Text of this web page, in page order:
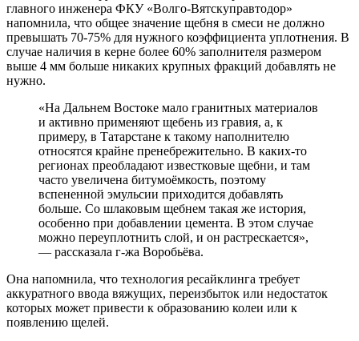
главного инженера ФКУ «Волго-Вятскуправтодор»
напомнила, что общее значение щебня в смеси не должно
превышать 70-75% для нужного коэффициента уплотнения. В
случае наличия в керне более 60% заполнителя размером
выше 4 мм больше никаких крупных фракций добавлять не
нужно.
«На Дальнем Востоке мало гранитных материалов
и активно применяют щебень из гравия, а, к
примеру, в Татарстане к такому наполнителю
относятся крайне пренебрежительно. В каких-то
регионах преобладают известковые щебни, и там
часто увеличена битумоёмкость, поэтому
вспененной эмульсии приходится добавлять
больше. Со шлаковым щебнем такая же история,
особенно при добавлении цемента. В этом случае
можно переуплотнить слой, и он растрескается»,
― рассказала г-жа Воробьёва.
Она напомнила, что технология ресайклинга требует
аккуратного ввода вяжущих, переизбыток или недостаток
которых может привести к образованию колеи или к
появлению щелей.